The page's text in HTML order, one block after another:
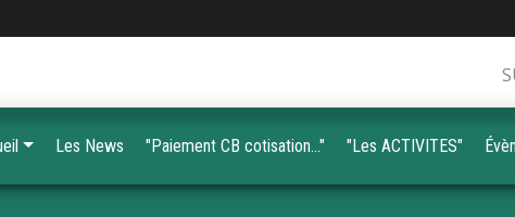
Les News "Paiement CB cotisation..." "Les ACTIVITES"